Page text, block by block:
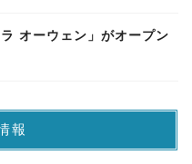
オーウェン」がオープン
報